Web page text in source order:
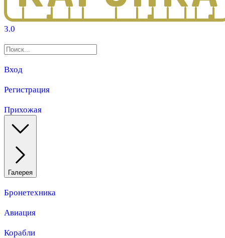
3.0
Вход
Регистрация
Прихожая
Галерея
Бронетехника
Авиация
Корабли